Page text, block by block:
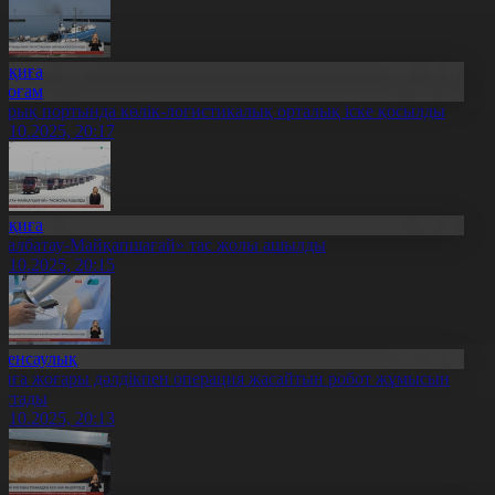
портында көлік-логистикалық орталық іске қосылды
20:17
Майқапшағай» тас жолы ашылды
20:15
жоғары дәлдікпен операция жасайтын робот жұмысын
20:13